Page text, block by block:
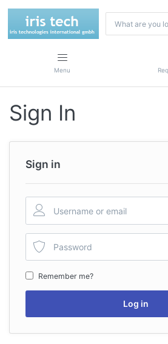
Menu
Sign In
Sign in
Remember me?
Log in